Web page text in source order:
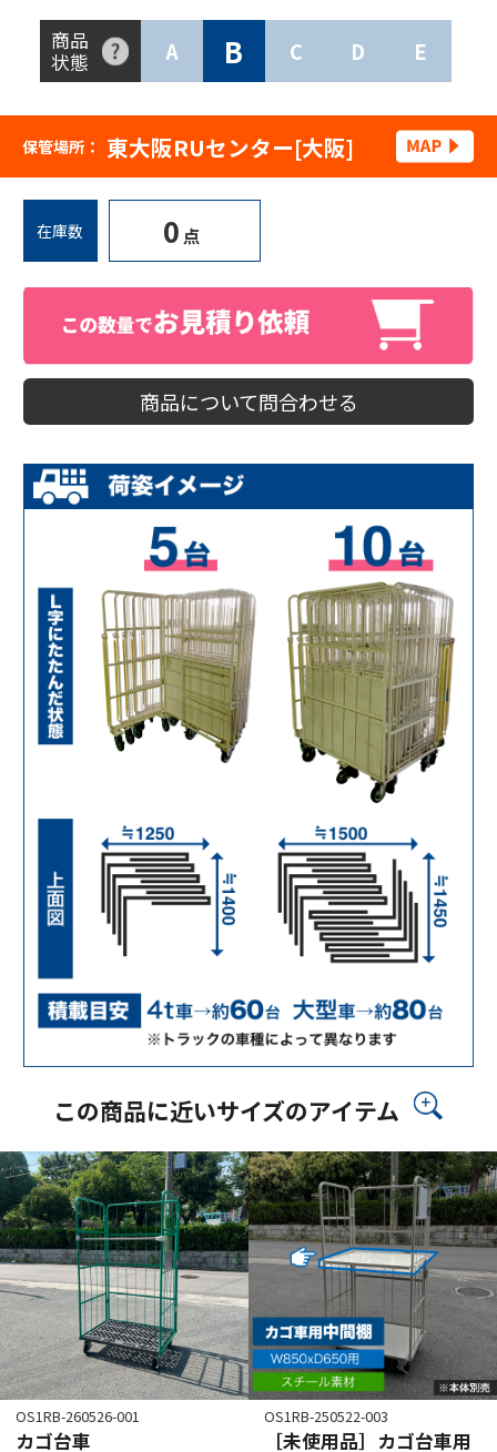
商品
状態
A B C D E
保管場所： 東大阪RUセンター[大阪]
在庫数 0 点
商品について問合わせる
この商品に近いサイズのアイテム
OS1RB-260526-001
カゴ台車
OS1RB-250522-003
［未使用品］カゴ台車用